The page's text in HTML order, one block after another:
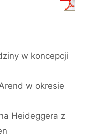
w koncepcji
w okresie
Heideggera z